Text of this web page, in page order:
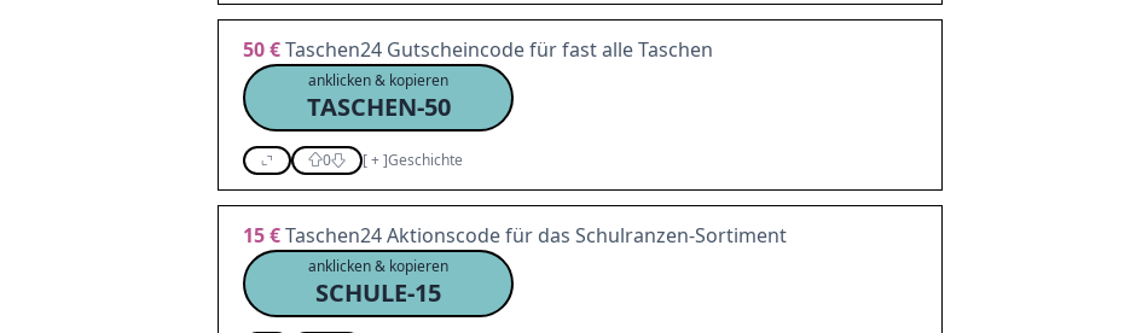
50 €Taschen24 Gutscheincode für fast alle Taschen
anklicken & kopieren
TASCHEN-50
0 [+]Geschichte
15 €Taschen24 Aktionscode für das Schulranzen-Sortiment
anklicken & kopieren
SCHULE-15